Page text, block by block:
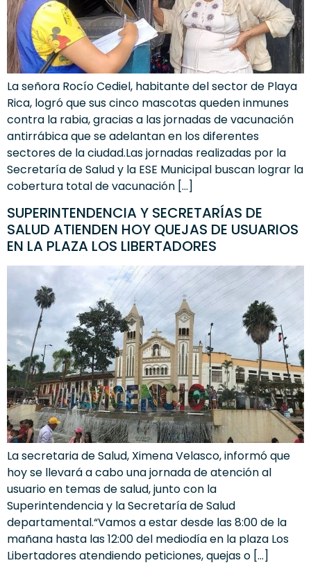
La señora Rocío Cediel, habitante del sector de Playa
Rica, logró que sus cinco mascotas queden inmunes
contra la rabia, gracias a las jornadas de vacunación
antirrábica que se adelantan en los diferentes
sectores de la ciudad.Las jornadas realizadas por la
Secretaría de Salud y la ESE Municipal buscan lograr la
cobertura total de vacunación […]
SUPERINTENDENCIA Y SECRETARÍAS DE
SALUD ATIENDEN HOY QUEJAS DE USUARIOS
EN LA PLAZA LOS LIBERTADORES
La secretaria de Salud, Ximena Velasco, informó que
hoy se llevará a cabo una jornada de atención al
usuario en temas de salud, junto con la
Superintendencia y la Secretaría de Salud
departamental.“Vamos a estar desde las 8:00 de la
mañana hasta las 12:00 del mediodía en la plaza Los
Libertadores atendiendo peticiones, quejas o […]